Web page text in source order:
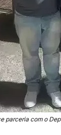
parceria com o